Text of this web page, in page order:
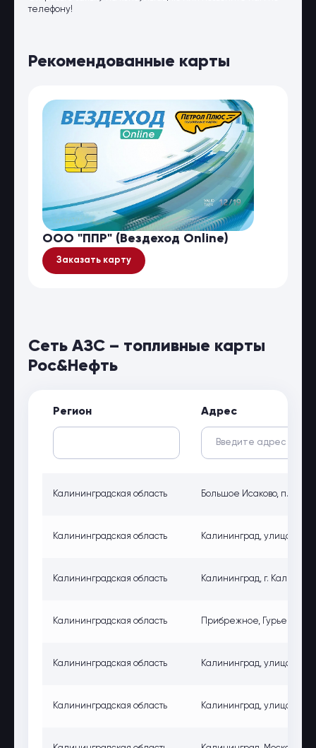
телефону!
Рекомендованные карты
ООО "ППР" (Вездеход Online)
Заказать карту
Сеть АЗС – топливные карты
Рос&Нефть
Регион Адрес
Калининградская область Большое Исаково, п.
Калининградская область Калининград, улица
Калининградская область Калининград, г.
Калининградская область Прибрежное,
Калининградская область Калининград, улица
Калининградская область Калининград, улица